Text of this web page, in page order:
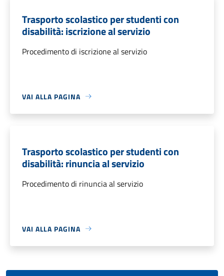
Trasporto scolastico per studenti con
disabilità: iscrizione al servizio
Procedimento di iscrizione al servizio
VAI ALLA PAGINA
Trasporto scolastico per studenti con
disabilità: rinuncia al servizio
Procedimento di rinuncia al servizio
VAI ALLA PAGINA